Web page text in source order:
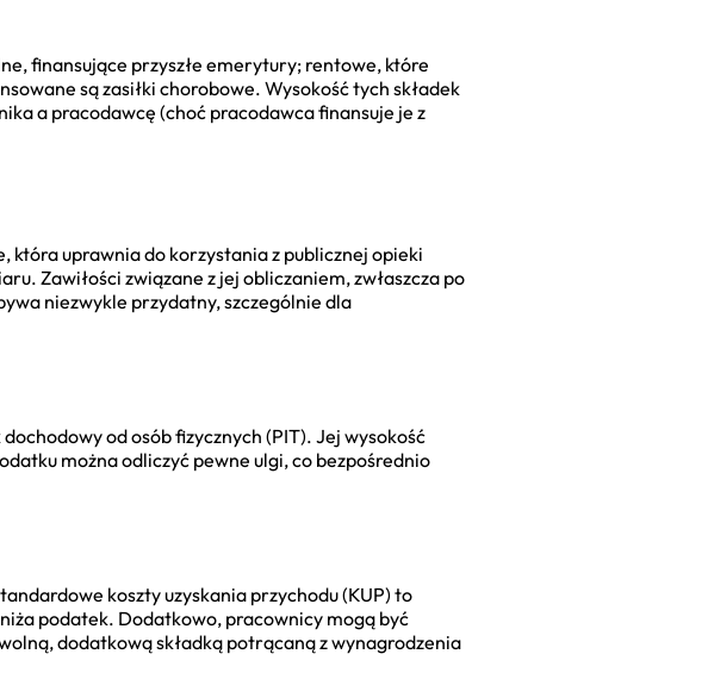
finansujące przyszłe emerytury; rentowe, które
są zasiłki chorobowe. Wysokość tych składek
a pracodawcę (choć pracodawca finansuje je z
która uprawnia do korzystania z publicznej opieki
Zawiłości związane z jej obliczaniem, zwłaszcza po
niezwykle przydatny, szczególnie dla
od osób fizycznych (PIT). Jej wysokość
można odliczyć pewne ulgi, co bezpośrednio
koszty uzyskania przychodu (KUP) to
podatek. Dodatkowo, pracownicy mogą być
dodatkową składką potrącaną z wynagrodzenia